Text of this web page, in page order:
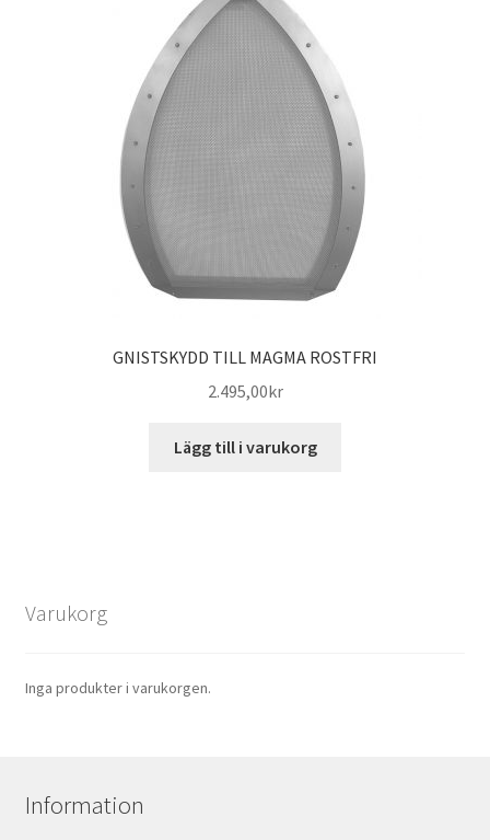
GNISTSKYDD TILL MAGMA ROSTFRI
2.495,00kr
Lägg till i varukorg
Varukorg
Inga produkter i varukorgen.
Information